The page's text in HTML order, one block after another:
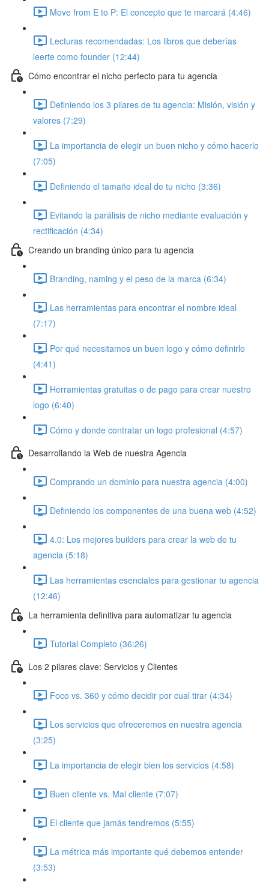
Move from E to P: El concepto que te marcará (4:46)
Lecturas recomendadas: Los libros que deberías
leerte como founder (12:44)
Cómo encontrar el nicho perfecto para tu agencia
Definiendo los 3 pilares de tu agencia: Misión, visión y
valores (7:29)
La importancia de elegir un buen nicho y cómo hacerlo
(7:05)
Definiendo el tamaño ideal de tu nicho (3:36)
Evitando la parálisis de nicho mediante evaluación y
rectificación (4:34)
Creando un branding único para tu agencia
Branding, naming y el peso de la marca (6:34)
Las herramientas para encontrar el nombre ideal
(7:17)
Por qué necesitamos un buen logo y cómo definirlo
(4:41)
Herramientas gratuitas o de pago para crear nuestro
logo (6:40)
Cómo y donde contratar un logo profesional (4:57)
Desarrollando la Web de nuestra Agencia
Comprando un dominio para nuestra agencia (4:00)
Definiendo los componentes de una buena web (4:52)
4.0: Los mejores builders para crear la web de tu
agencia (5:18)
Las herramientas esenciales para gestionar tu agencia
(12:46)
La herramienta definitiva para automatizar tu agencia
Tutorial Completo (36:26)
Los 2 pilares clave: Servicios y Clientes
Foco vs. 360 y cómo decidir por cual tirar (4:34)
Los servicios que ofreceremos en nuestra agencia
(3:25)
La importancia de elegir bien los servicios (4:58)
Buen cliente vs. Mal cliente (7:07)
El cliente que jamás tendremos (5:55)
La métrica más importante qué debemos entender
(3:53)